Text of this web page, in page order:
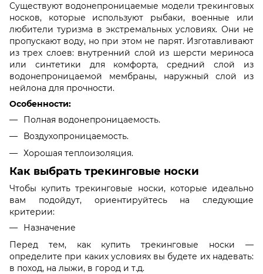
Существуют водонепроницаемые модели трекинговых
носков, которые используют рыбаки, военные или
любители туризма в экстремальных условиях. Они не
пропускают воду, но при этом не парят. Изготавливают
из трех слоев: внутренний слой из шерсти мериноса
или синтетики для комфорта, средний слой из
водонепроницаемой мембраны, наружный слой из
нейлона для прочности.
Особенности:
Полная водонепроницаемость.
Воздухопроницаемость.
Хорошая теплоизоляция.
Как выбрать трекинговые носки
Чтобы купить трекинговые носки, которые идеально
вам подойдут, ориентируйтесь на следующие
критерии:
Назначение
Перед тем, как купить трекинговые носки —
определите при каких условиях вы будете их надевать:
в поход, на лыжи, в город и т.д.